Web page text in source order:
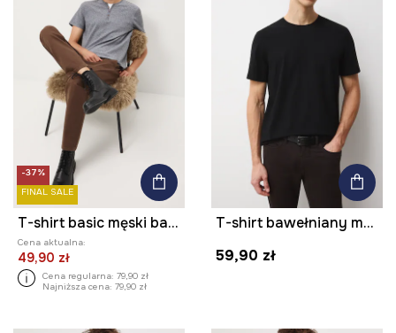
-37%
FINAL SALE
T-shirt basic męski bawełniany z elastanem
Cena aktualna:
49,90 zł
Cena regularna: 79,90 zł
Najniższa cena: 79,90 zł
T-shirt bawełniany męski z domieszką elastanu gładki kolor czarny
59,90 zł